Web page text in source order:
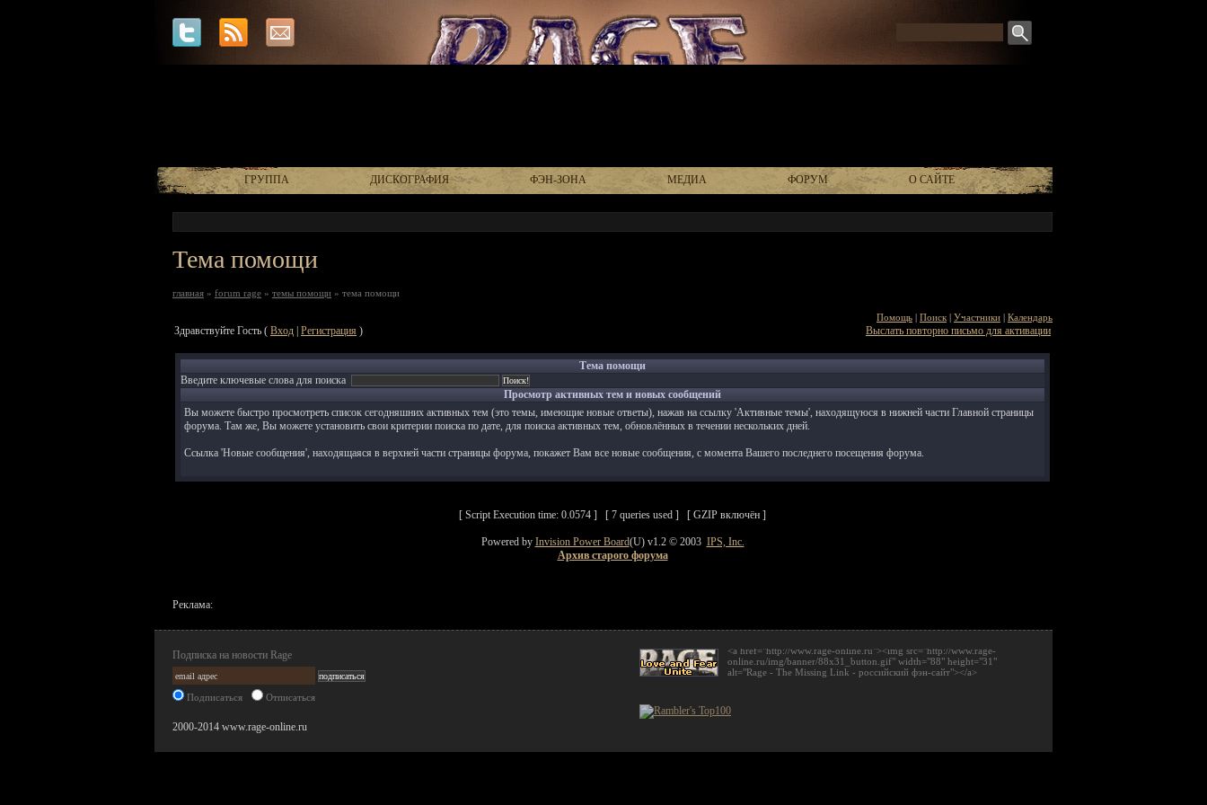
ГРУППА ДИСКОГРАФИЯ ФЭН-ЗОНА МЕДИА ФОРУМ О САЙТЕ
Тема помощи
главная » forum rage » темы помощи » тема помощи
Помощь | Поиск | Участники | Календарь
Здравствуйте Гость ( Вход Регистрация ) Выслать повторно письмо для активации
Тема помощи
Введите ключевые слова для поиска
Просмотр активных тем и новых сообщений
Вы можете быстро просмотреть список сегодняшних активных тем (это темы, имеющие новые ответы), нажав на ссылку 'Активные темы', находящуюся в нижней части Главной страницы
форума. Там же, Вы можете установить свои критерии поиска по дате, для поиска активных тем, обновлённых в течении нескольких дней.
Ссылка 'Новые сообщения', находящаяся в верхней части страницы форума, покажет Вам все новые сообщения, с момента Вашего последнего посещения форума.
[ Script Execution time: 0.0574 ] [ 7 queries used ] [ GZIP включён ]
Powered by Invision Power Board(U) v1.2 © 2003 IPS, Inc.
Архив старого форума
Реклама:
Подписка на новости Rage
Подписаться Отписаться
2000-2014 www.rage-online.ru
<a href="http://www.rage-online.ru"><img src="http://www.rage-
online.ru/img/banner/88x31_button.gif" width="88" height="31"
alt="Rage - The Missing Link - российский фэн-сайт"></a>